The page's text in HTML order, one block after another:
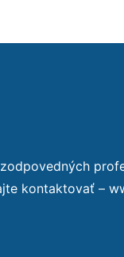
kontaktovať –